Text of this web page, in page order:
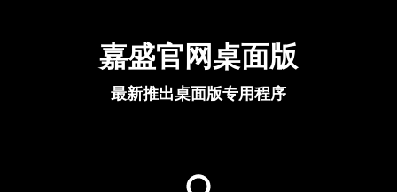
嘉盛官网桌面版
最新推出桌面版专用程序